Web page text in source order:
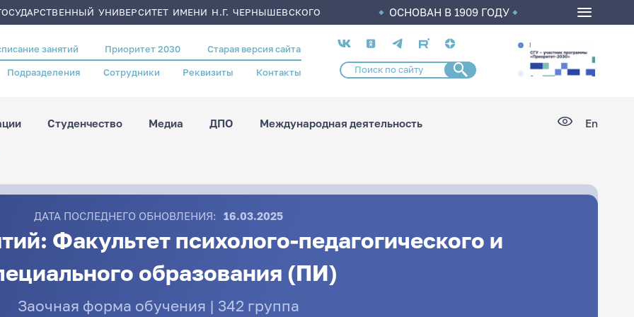
УНИВЕРСИТЕТ ИМЕНИ Н.Г. ЧЕРНЫШЕВСКОГО ОСНОВАН В 1909 ГОДУ
занятий Приоритет 2030 Старая версия сайта
Подразделения Сотрудники Реквизиты Контакты
Социальные
сети
Студенчество Медиа ДПО Международная деятельность En
ДАТА ПОСЛЕДНЕГО ОБНОВЛЕНИЯ: 16.03.2025
Факультет психолого-педагогического и
образования (ПИ)
Заочная форма обучения | 342 группа